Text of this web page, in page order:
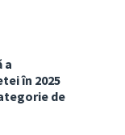
a
în 2025
de